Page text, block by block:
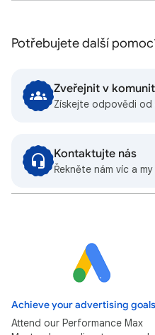
Potřebujete další
Zveřejnit v
Získejte odpovědi od
Kontaktujte nás
Řekněte nám víc a
Achieve your advertising
Attend our Performance Max